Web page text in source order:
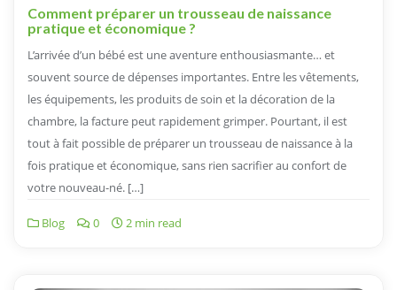
Comment préparer un trousseau de naissance
pratique et économique ?
L’arrivée d’un bébé est une aventure enthousiasmante… et
souvent source de dépenses importantes. Entre les vêtements,
les équipements, les produits de soin et la décoration de la
chambre, la facture peut rapidement grimper. Pourtant, il est
tout à fait possible de préparer un trousseau de naissance à la
fois pratique et économique, sans rien sacrifier au confort de
votre nouveau-né. […]
Blog 0 2 min read